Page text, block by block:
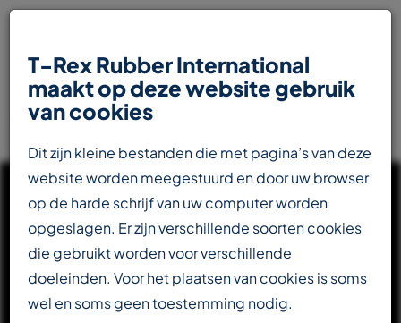
UW INTERNATIONALE
PARTNER IN DE
T-Rex Rubber International
maakt op deze website gebruik
van cookies
Dit zijn kleine bestanden die met pagina’s van deze
website worden meegestuurd en door uw browser
op de harde schrijf van uw computer worden
opgeslagen. Er zijn verschillende soorten cookies
die gebruikt worden voor verschillende
doeleinden. Voor het plaatsen van cookies is soms
wel en soms geen toestemming nodig.